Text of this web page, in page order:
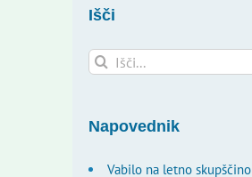
Išči
Search
for:
Napovednik
Vabilo na letno skupščino